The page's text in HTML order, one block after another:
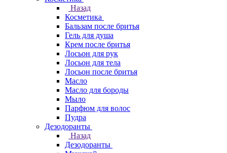
Назад
Косметика
Бальзам после бритья
Гель для душа
Крем после бритья
Лосьон для рук
Лосьон для тела
Лосьон после бритья
Масло
Масло для бороды
Мыло
Парфюм для волос
Пудра
Дезодоранты
Назад
Дезодоранты